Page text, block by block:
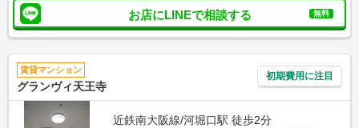
お店にLINEで相談する 無料
賃貸マンション
グランヴィ天王寺
初期費用に注目
近鉄南大阪線/河堀口駅 徒歩2分